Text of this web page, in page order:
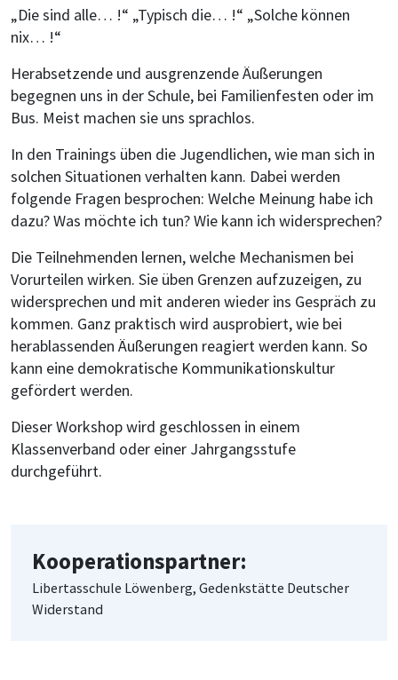
„Die sind alle… !“ „Typisch die… !“ „Solche können
nix… !“
Herabsetzende und ausgrenzende Äußerungen
begegnen uns in der Schule, bei Familienfesten oder im
Bus. Meist machen sie uns sprachlos.
In den Trainings üben die Jugendlichen, wie man sich in
solchen Situationen verhalten kann. Dabei werden
folgende Fragen besprochen: Welche Meinung habe ich
dazu? Was möchte ich tun? Wie kann ich widersprechen?
Die Teilnehmenden lernen, welche Mechanismen bei
Vorurteilen wirken. Sie üben Grenzen aufzuzeigen, zu
widersprechen und mit anderen wieder ins Gespräch zu
kommen. Ganz praktisch wird ausprobiert, wie bei
herablassenden Äußerungen reagiert werden kann. So
kann eine demokratische Kommunikationskultur
gefördert werden.
Dieser Workshop wird geschlossen in einem
Klassenverband oder einer Jahrgangsstufe
durchgeführt.
Kooperationspartner:
Libertasschule Löwenberg, Gedenkstätte Deutscher
Widerstand